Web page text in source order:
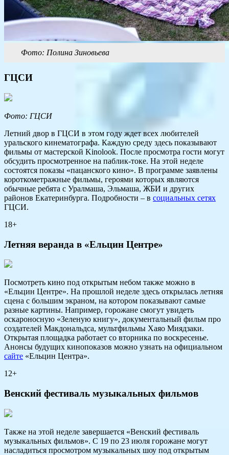
Фото: Полина Зиновьева
ГЦСИ
Фото: ГЦСИ
Летний двор в ГЦСИ в этом году ждет всех любителей
уральского кинематографа. Каждую среду здесь показывают
фильмы от мастерской Kinolook. После просмотра гости могут
обсудить просмотренное на паблик-токе. На этой неделе
состоятся показы «пацанского кино». В программе заявлены
короткометражные фильмы, героями которых являются
обычные ребята с Уралмаша, Эльмаша, ЖБИ и других
районов Екатеринбурга. Подробности – в социальных сетях
ГЦСИ.
18+
Летняя веранда в «Ельцин Центре»
Посмотреть кино под открытым небом также можно в
«Ельцин Центре». На прошлой неделе здесь открылась летняя
сцена с большим экраном, на котором показывают самые
разные картины. Например, горожане смогут увидеть
оскароносную «Зеленую книгу», документальный фильм про
создателей Макдональдса, мультфильмы Хаяо Миядзаки.
Открытая площадка работает со вторника по воскресенье.
Анонсы будущих кинопоказов можно узнать на официальном
сайте «Ельцин Центра».
12+
Венский фестиваль музыкальных фильмов
Также на этой неделе завершается «Венский фестиваль
музыкальных фильмов». С 19 по 23 июля горожане могут
насладиться просмотром музыкальных шоу под открытым